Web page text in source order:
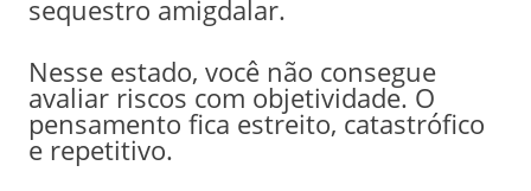
sequestro amigdalar.
Nesse estado, você não consegue
avaliar riscos com objetividade. O
pensamento fica estreito, catastrófico
e repetitivo.